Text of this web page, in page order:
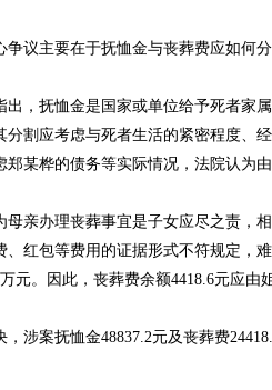
主要在于抚恤金与丧葬费应如何分
抚恤金是国家或单位给予死者家
割应考虑与死者生活的紧密程度、
某桦的债务等实际情况，法院认为
办理丧葬事宜是子女应尽之责，相
、红包等费用的证据形式不符规定，
元。因此，丧葬费余额4418.6元应由
案抚恤金48837.2元及丧葬费